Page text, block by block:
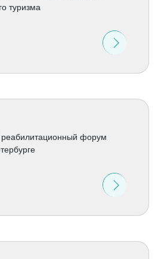
туризма
форум